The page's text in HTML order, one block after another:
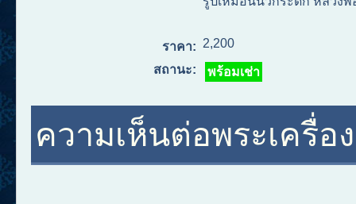
ราคา: 2,200
สถานะ:
พร้อมเช่า
ความเห็นต่อพระเครื่อ